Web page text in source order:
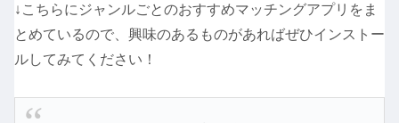
↓こちらにジャンルごとのおすすめマッチングアプリをま
とめているので、興味のあるものがあればぜひインストー
ルしてみてください！